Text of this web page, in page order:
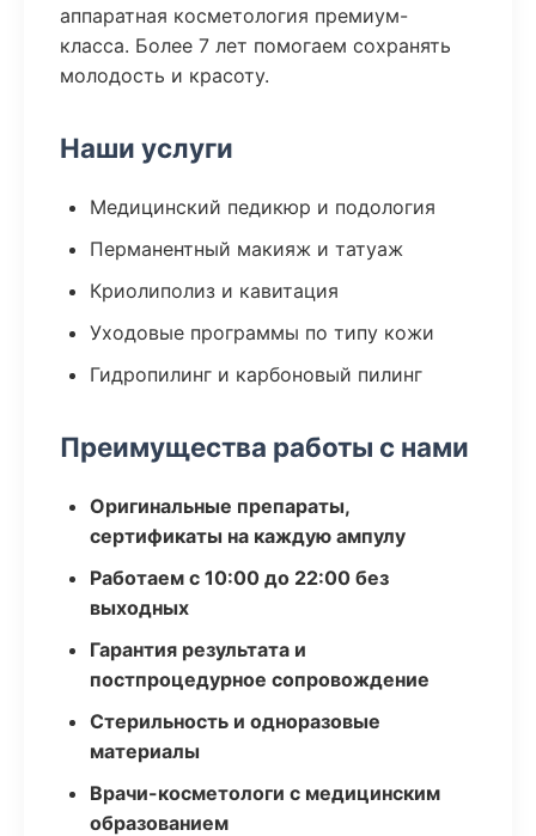
аппаратная косметология премиум-
класса. Более 7 лет помогаем сохранять
молодость и красоту.
Наши услуги
Медицинский педикюр и подология
Перманентный макияж и татуаж
Криолиполиз и кавитация
Уходовые программы по типу кожи
Гидропилинг и карбоновый пилинг
Преимущества работы с нами
Оригинальные препараты,
сертификаты на каждую ампулу
Работаем с 10:00 до 22:00 без
выходных
Гарантия результата и
постпроцедурное сопровождение
Стерильность и одноразовые
материалы
Врачи-косметологи с медицинским
образованием